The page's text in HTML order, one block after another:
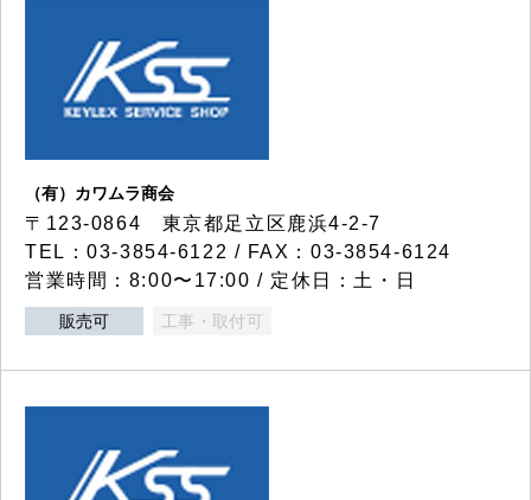
（有）カワムラ商会
〒123-0864 東京都足立区鹿浜4-2-7
TEL：03-3854-6122 / FAX：03-3854-6124
営業時間：8:00〜17:00 / 定休日：土・日
販売可 工事・取付可